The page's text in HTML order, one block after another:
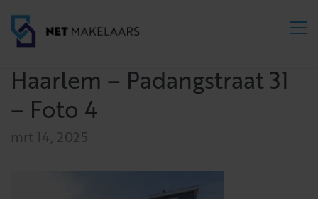
Haarlem – Padangstraat 31
– Foto 4
mrt 14, 2025